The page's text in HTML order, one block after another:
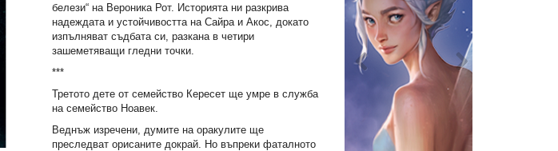
белези“ на Вероника Рот. Историята ни разкрива
надеждата и устойчивостта на Сайра и Акос, докато
изпълняват съдбата си, разкана в четири
зашеметяващи гледни точки.
***
Третото дете от семейство Кересет ще умре в служба
на семейство Ноавек.
Веднъж изречени, думите на оракулите ще
преследват орисаните докрай. Но въпреки фаталното